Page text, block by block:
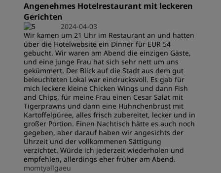
Angenehmes Hotelrestaurant mit leckeren
Gerichten
2024-04-03
Wir kamen um 21 Uhr im Restaurant an und hatten
über die Hotelwebsite ein Dinner für EUR 54
gebucht. Wir waren am Abend die einzigen Gäste,
und eine junge Frau hat sich sehr nett um uns
gekümmert. Der Blick auf die Stadt aus dem gut
beleuchteten Lokal war eindrucksvoll. Es gab für
mich leckere kleine Chicken Wings und dann Fish
and Chips, für meine Frau einen Cesar Salat mit
Tigerprawns und dann eine Hühnchenbrust mit
Kartoffelpüree, alles frisch zubereitet, lecker und in
großer Portion. Einen Nachtisch hätte es auch noch
gegeben, aber darauf haben wir angesichts der
Uhrzeit und der vollkommenen Sättigung
verzichtet. Würde ich jederzeit wiederholen und
empfehlen, allerdings eher früher am Abend.
momtyallgaeu